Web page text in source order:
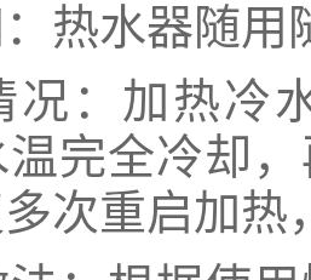
水器随用
加热冷水
完全冷却
次重启加热